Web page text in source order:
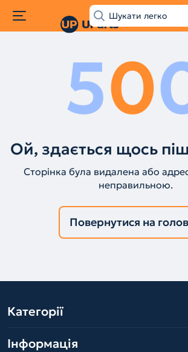
50
Ой, здається щось
Сторінка була видалена або
неправильною.
Повернутися на
Категорії
Інформація